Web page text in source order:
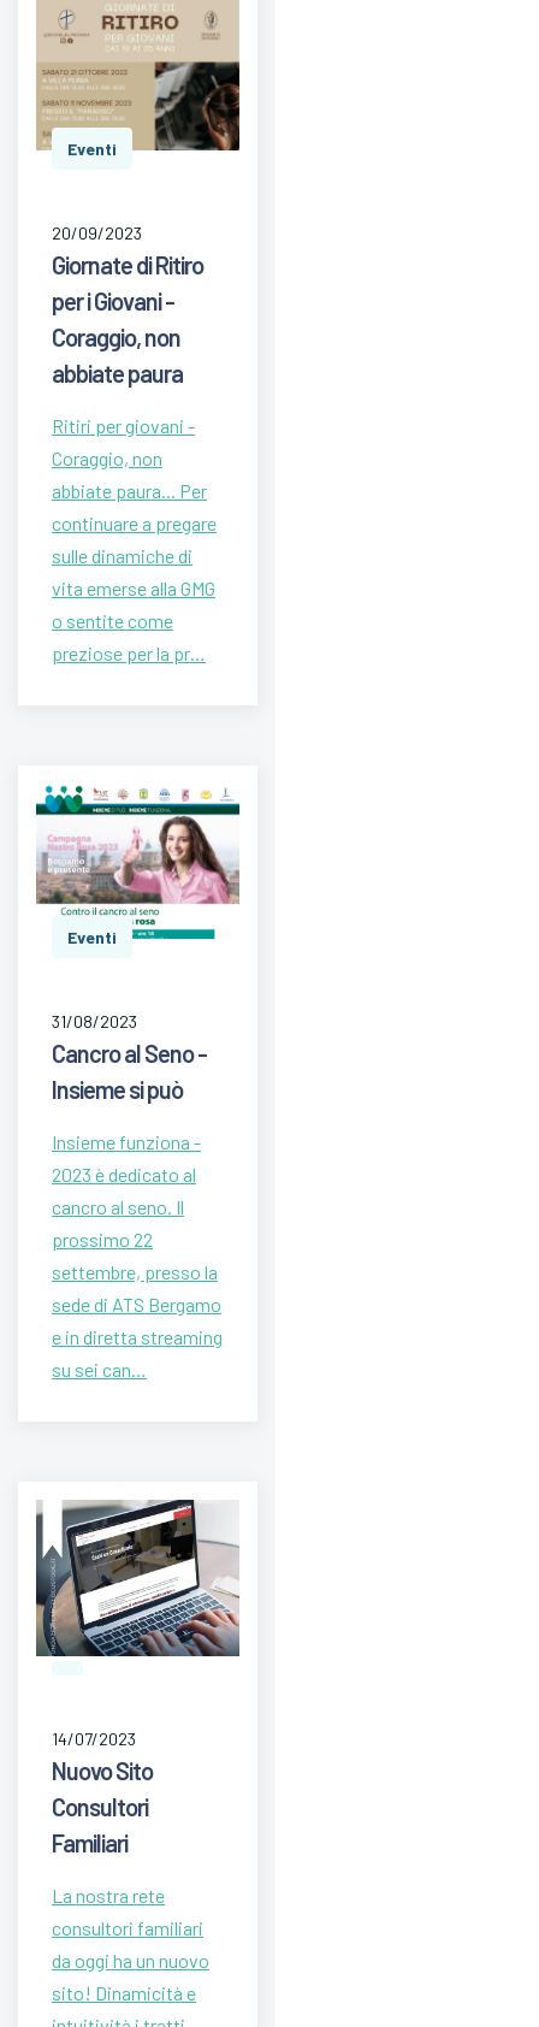
Eventi
20/09/2023
Giornate di Ritiro
per i Giovani -
Coraggio, non
abbiate paura
Ritiri per giovani -
Coraggio, non
abbiate paura... Per
continuare a pregare
sulle dinamiche di
vita emerse alla GMG
o sentite come
preziose per la pr…
Eventi
31/08/2023
Cancro al Seno -
Insieme si può
Insieme funziona -
2023 è dedicato al
cancro al seno. Il
prossimo 22
settembre, presso la
sede di ATS Bergamo
e in diretta streaming
su sei can…
14/07/2023
Nuovo Sito
Consultori
Familiari
La nostra rete
consultori familiari
da oggi ha un nuovo
sito! Dinamicità e